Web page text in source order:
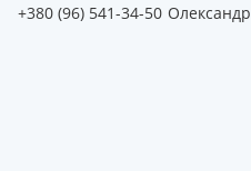
+380 (96) 541-34-50 Олександр